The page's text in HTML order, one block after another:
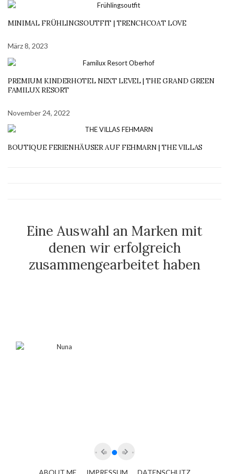
MINIMAL FRÜHLINGSOUTFIT | TRENCHCOAT LOVE
März 8, 2023
PREMIUM KINDERHOTEL NEXT LEVEL | THE GRAND GREEN
FAMILUX RESORT
November 24, 2022
BOUTIQUE FERIENHÄUSER AUF FEHMARN | THE VILLAS
Eine Auswahl an Marken mit
denen wir erfolgreich
zusammengearbeitet haben